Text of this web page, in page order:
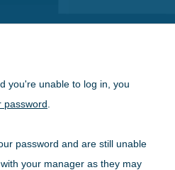
you're unable to log in, you
password
password and are still unable
your manager as they may